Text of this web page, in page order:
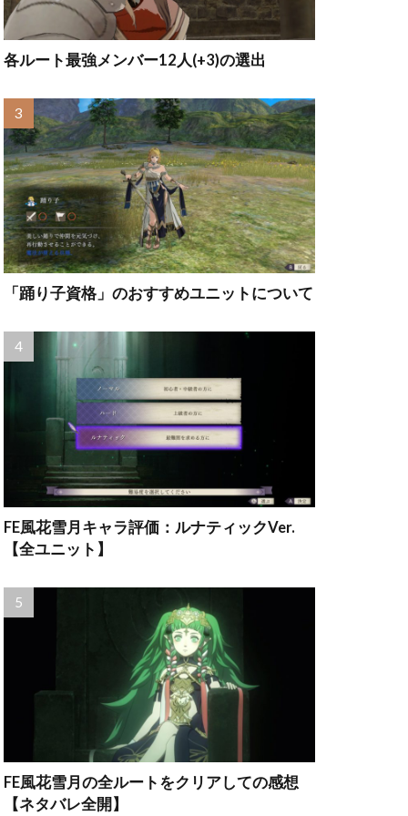
各ルート最強メンバー12人(+3)の選出
「踊り子資格」のおすすめユニットについて
FE風花雪月キャラ評価：ルナティックVer.
【全ユニット】
FE風花雪月の全ルートをクリアしての感想
【ネタバレ全開】